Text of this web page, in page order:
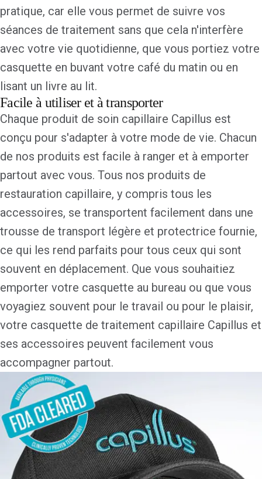
pratique, car elle vous permet de suivre vos
séances de traitement sans que cela n'interfère
avec votre vie quotidienne, que vous portiez votre
casquette en buvant votre café du matin ou en
lisant un livre au lit.
Facile à utiliser et à transporter
Chaque produit de soin capillaire Capillus est
conçu pour s'adapter à votre mode de vie. Chacun
de nos produits est facile à ranger et à emporter
partout avec vous. Tous nos produits de
restauration capillaire, y compris tous les
accessoires, se transportent facilement dans une
trousse de transport légère et protectrice fournie,
ce qui les rend parfaits pour tous ceux qui sont
souvent en déplacement. Que vous souhaitiez
emporter votre casquette au bureau ou que vous
voyagiez souvent pour le travail ou pour le plaisir,
votre casquette de traitement capillaire Capillus et
ses accessoires peuvent facilement vous
accompagner partout.